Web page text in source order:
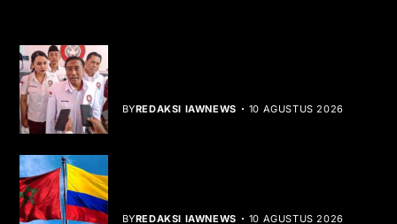
BYREDAKSI IAWNEWS 10 AGUSTUS 2026
BYREDAKSI IAWNEWS 10 AGUSTUS 2026